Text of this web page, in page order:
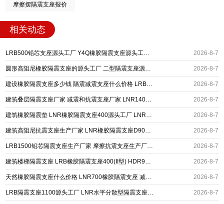
摩擦摆隔震支座报价
相关动态
LRB500铅芯支座源头工厂 Y4Q橡胶隔震支座源头工厂 摩擦摆减隔震支座厂家 2026-8-7
圆形高阻尼橡胶隔震支座的源头工厂 二型隔震支座源头工厂 水平力分散型橡胶隔震支座厂家电话 2026-8-7
建设橡胶隔震支座多少钱 隔震减震支座什么价格 LRB400橡胶隔震支座厂家 2026-8-7
建筑叠层隔震支座厂家 减震和抗震支座厂家 LNR1400隔震支座厂家 2026-8-7
建筑橡胶隔震垫 LNR橡胶隔震支座400源头工厂 LNR橡胶隔震支座900(II型) 2026-8-7
建筑高阻尼抗震支座生产厂家 LNR橡胶隔震支座D900 铅芯建筑橡胶隔震支座 2026-8-7
LRB1500铅芯隔震支座生产厂家 摩擦抗震支座生产厂家 摩擦摆隔震支座FBD 2026-8-7
建筑楼梯隔震支座 LRB橡胶隔震支座400(II型) HDR900高阻尼橡胶支座源头工厂 2026-8-7
天然橡胶隔震支座什么价格 LNR700橡胶隔震支座 减震隔震支座工厂生产厂家 2026-8-7
LRB隔震支座1100源头工厂 LNR水平分散型隔震支座生产厂家 橡胶隔震支座价格厂家 2026-8-7